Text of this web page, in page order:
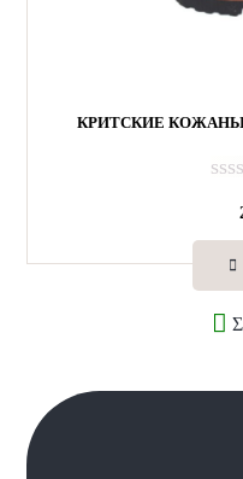
КРИТСКИЕ
е
к
0
5